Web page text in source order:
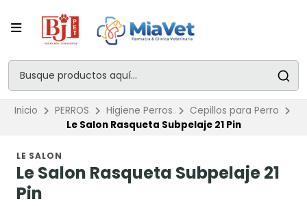
Inicio PERROS Higiene Perros
Cepillos para Perro
Le Salon Rasqueta Subpelaje 21 Pin
LE SALON
Le Salon Rasqueta Subpelaje 21
Pin